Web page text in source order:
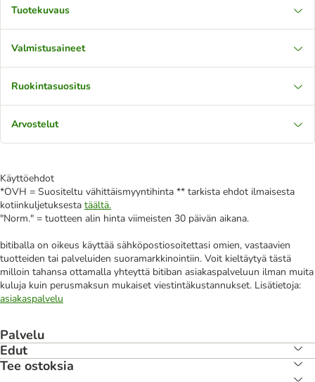
Tuotekuvaus
Valmistusaineet
Ruokintasuositus
Arvostelut
Käyttöehdot
*OVH = Suositeltu vähittäismyyntihinta ** tarkista ehdot ilmaisesta
kotiinkuljetuksesta täältä.
"Norm." = tuotteen alin hinta viimeisten 30 päivän aikana.
bitiballa on oikeus käyttää sähköpostiosoitettasi omien, vastaavien
tuotteiden tai palveluiden suoramarkkinointiin. Voit kieltäytyä tästä
milloin tahansa ottamalla yhteyttä bitiban asiakaspalveluun ilman muita
kuluja kuin perusmaksun mukaiset viestintäkustannukset. Lisätietoja:
asiakaspalvelu
Palvelu
Edut
Tee ostoksia